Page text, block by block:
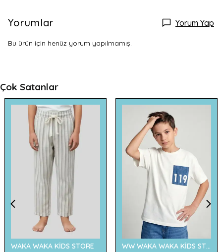
Yorumlar Yorum Yap
Bu ürün için henüz yorum yapılmamış.
Çok Satanlar
WAKA WAKA KİDS STORE WW WAKA WAKA KİDS STORE